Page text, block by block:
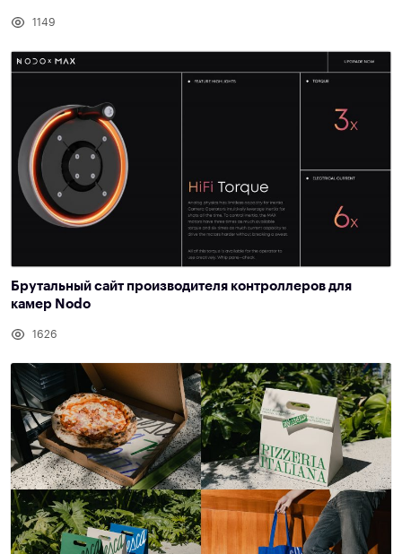
1149
Брутальный сайт производителя контроллеров для
камер Nodo
1626